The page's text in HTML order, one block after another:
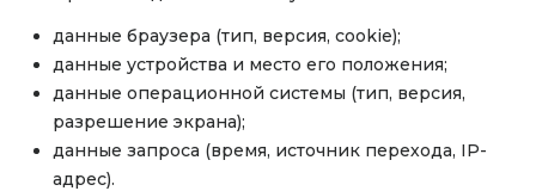
данные браузера (тип, версия, cookie);
данные устройства и место его положения;
данные операционной системы (тип, версия,
разрешение экрана);
данные запроса (время, источник перехода, IP-
адрес).